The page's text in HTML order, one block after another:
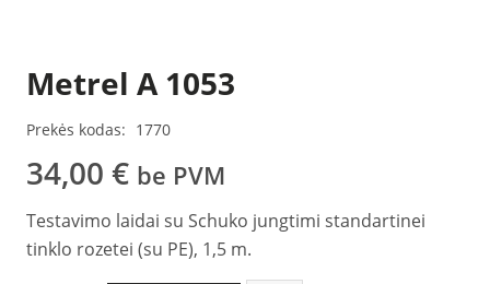
Metrel A 1053
Prekės kodas: 1770
34,00 € be PVM
Testavimo laidai su Schuko jungtimi standartinei
tinklo rozetei (su PE), 1,5 m.